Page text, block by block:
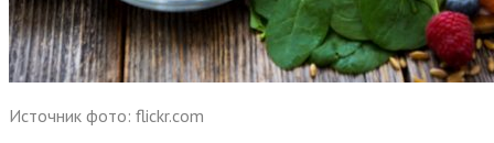
Источник фото: flickr.com